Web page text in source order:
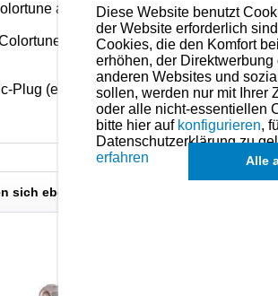
auch für alle Motoren mit 12mm-
vergrößert sich jedoch der
Plug (einzelne Testzündkerze) 12mm.
sich ebenfalls angesehen
Diese Website benutzt
der Website erforderlich
Cookies, die den Komfort
erhöhen, der
anderen Websites und
sollen, werden nur mit Ihrer
oder alle nicht-essentiellen
bitte hier auf konfigurieren,
Datenschutzerklärung zu
erfahren
Alle